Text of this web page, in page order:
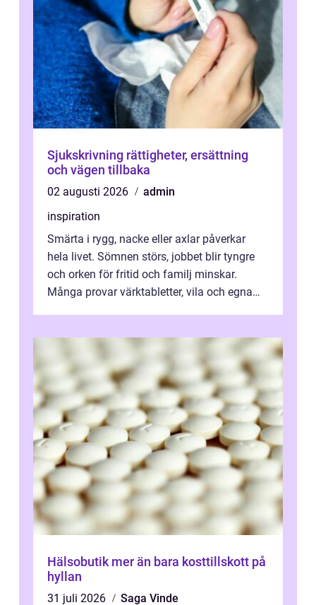
Sjukskrivning rättigheter, ersättning
och vägen tillbaka
02 augusti 2026
admin
inspiration
Smärta i rygg, nacke eller axlar påverkar
hela livet. Sömnen störs, jobbet blir tyngre
och orken för fritid och familj minskar.
Många provar värktabletter, vila och egna
Hälsobutik mer än bara kosttillskott på
hyllan
31 juli 2026 Saga Vinde